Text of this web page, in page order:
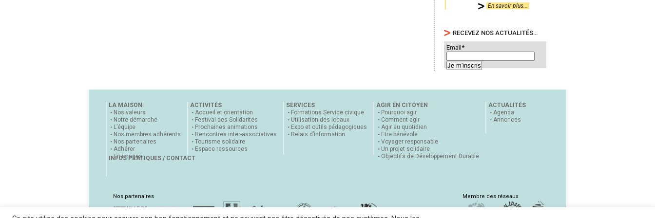
En savoir plus...
RECEVEZ NOS ACTUALITÉS…
Email*
LA MAISON
Nos valeurs
Notre démarche
L’équipe
Nos membres adhérents
Nos partenaires
Adhérer
En images
ACTIVITÉS
Accueil et orientation
Festival des Solidarités
Prochaines animations
Rencontres inter-associatives
Tourisme solidaire
Espace ressources
SERVICES
Formations Service civique
Utilisation des locaux
Expo et outils pédagogiques
Relais d’information
AGIR EN CITOYEN
Pourquoi agir
Comment agir
Agir au quotidien
Etre bénévole
Voyager responsable
Un projet solidaire
Objectifs de Développement Durable
ACTUALITÉS
Agenda
Annonces
INFOS PRATIQUES / CONTACT
Nos partenaires Membre des réseaux